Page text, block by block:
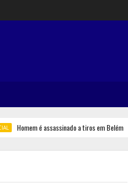
Homem é assassinado a tiros em Belém